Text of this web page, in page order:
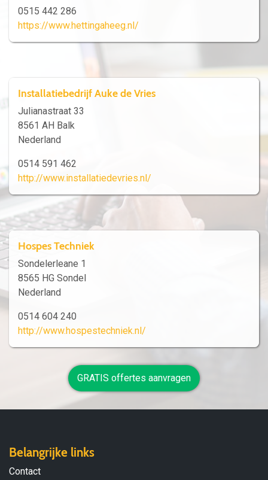
0515 442 286
https://www.hettingaheeg.nl/
Installatiebedrijf Auke de Vries
Julianastraat 33
8561 AH Balk
Nederland
0514 591 462
http://www.installatiedevries.nl/
Hospes Techniek
Sondelerleane 1
8565 HG Sondel
Nederland
0514 604 240
http://www.hospestechniek.nl/
GRATIS offertes aanvragen
Belangrijke links
Contact